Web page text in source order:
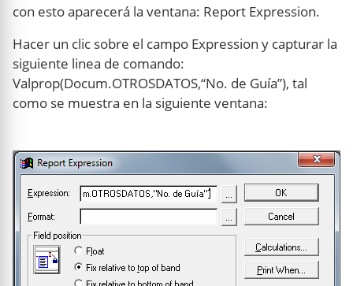
con esto aparecerá la ventana: Report Expression.
Hacer un clic sobre el campo Expression y capturar la
siguiente linea de comando:
Valprop(Docum.OTROSDATOS,“No. de Guía”), tal
como se muestra en la siguiente ventana: